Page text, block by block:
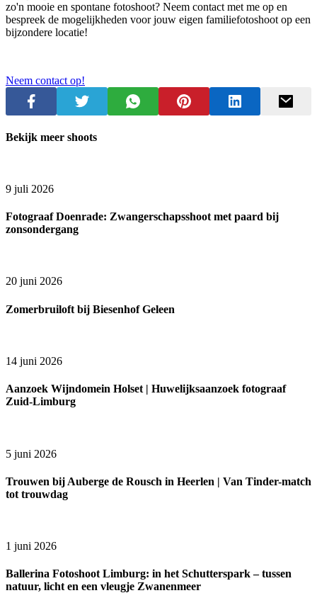
zo'n mooie en spontane fotoshoot? Neem contact met me op en
bespreek de mogelijkheden voor jouw eigen familiefotoshoot op een
bijzondere locatie!
Neem contact op!
Bekijk meer shoots
9 juli 2026
Fotograaf Doenrade: Zwangerschapsshoot met paard bij
zonsondergang
20 juni 2026
Zomerbruiloft bij Biesenhof Geleen
14 juni 2026
Aanzoek Wijndomein Holset | Huwelijksaanzoek fotograaf
Zuid-Limburg
5 juni 2026
Trouwen bij Auberge de Rousch in Heerlen | Van Tinder-match
tot trouwdag
1 juni 2026
Ballerina Fotoshoot Limburg: in het Schutterspark – tussen
natuur, licht en een vleugje Zwanenmeer